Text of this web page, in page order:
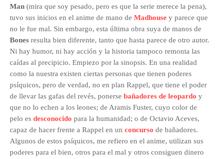
Man (mira que soy pesado, pero es que la serie merece la pena),
tuvo sus inicios en el anime de mano de Madhouse y parece que
no le fue mal. Sin embargo, esta última obra suya de manos de
Bones resulta bien diferente, tanto que hasta parece de otro autor.
Ni hay humor, ni hay acción y la historia tampoco remonta las
caídas al precipicio. Empiezo por la sinopsis. En una realidad
como la nuestra existen ciertas personas que tienen poderes
psíquicos, pero de verdad, no en plan Rappel, que tiene el poder
de llevar las gafas del revés, ponerse bañadores de leopardo y
que no lo echen a los leones; de Aramis Fuster, cuyo color de
pelo es desconocido para la humanidad; o de Octavio Aceves,
capaz de hacer frente a Rappel en un concurso de bañadores.
Algunos de estos psíquicos, me refiero en el anime, utilizan sus
poderes para el bien, otros para el mal y otros consiguen dinero